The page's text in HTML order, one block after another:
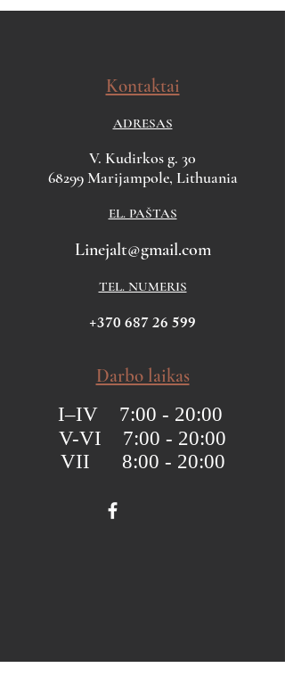
Kontaktai
ADRESAS
V. Kudirkos g. 30
68299 Marijampole, Lithuania
EL. PAŠTAS
Linejalt@gmail.com
TEL. NUMERIS
+370 687 26 599
Darbo laikas
I–IV 7:00 - 20:00
V-VI 7:00 - 20:00
VII 8:00 - 20:00